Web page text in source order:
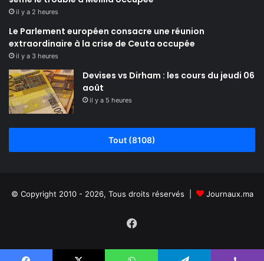
il y a 2 heures
Le Parlement européen consacre une réunion
extraordinaire à la crise de Ceuta occupée
il y a 3 heures
Devises vs Dirham : les cours du jeudi 06
août
il y a 5 heures
Tout (8108)
© Copyright 2010 - 2026, Tous droits réservés | Journaux.ma
Facebook